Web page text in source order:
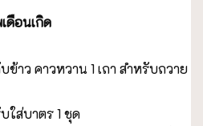
ดือนเกิด
าว คาวหวาน 1 เถา สำหรับถวาย
ใส่บาตร 1 ชุด